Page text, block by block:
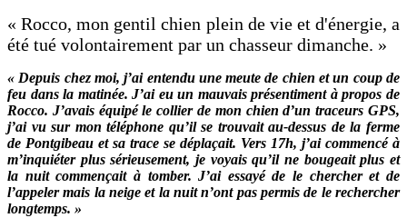
« Rocco, mon gentil chien plein de vie et d'énergie, a
été tué volontairement par un chasseur dimanche. »
« Depuis chez moi, j’ai entendu une meute de chien et un coup de
feu dans la matinée. J’ai eu un mauvais présentiment à propos de
Rocco. J’avais équipé le collier de mon chien d’un traceurs GPS,
j’ai vu sur mon téléphone qu’il se trouvait au-dessus de la ferme
de Pontgibeau et sa trace se déplaçait. Vers 17h, j’ai commencé à
m’inquiéter plus sérieusement, je voyais qu’il ne bougeait plus et
la nuit commençait à tomber. J’ai essayé de le chercher et de
l’appeler mais la neige et la nuit n’ont pas permis de le rechercher
longtemps. »